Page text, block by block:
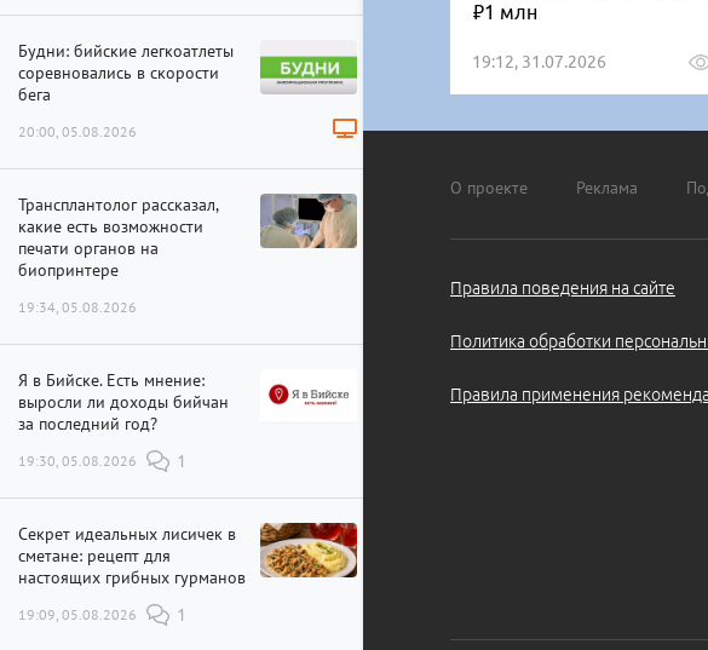
Будни: бийские легкоатлеты
соревновались в скорости
бега
20:00, 05.08.2026
Трансплантолог рассказал,
какие есть возможности
печати органов на
биопринтере
19:34, 05.08.2026
Я в Бийске. Есть мнение:
выросли ли доходы бийчан
за последний год?
19:30, 05.08.2026 1
Секрет идеальных лисичек в
сметане: рецепт для
настоящих грибных гурманов
19:09, 05.08.2026 1
₽1 млн
19:12, 31.07.2026
О проекте Реклама
Правила поведения на сайте
Политика обработки
Правила применения